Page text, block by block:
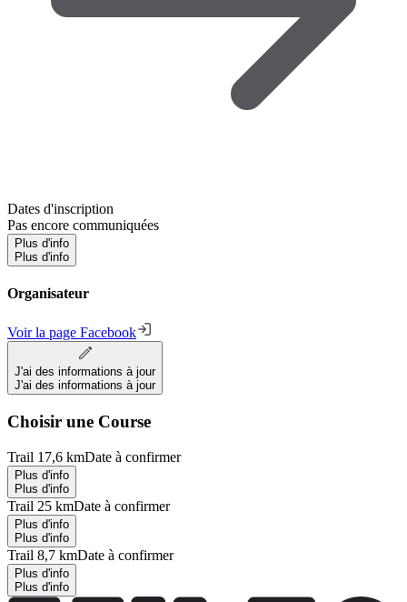
Dates d'inscription
Pas encore communiquées
Plus d'info
Plus d'info
Organisateur
Voir la page Facebook
J'ai des informations à jour
J'ai des informations à jour
Choisir une Course
Trail 17,6 kmDate à confirmer
Plus d'info
Plus d'info
Trail 25 kmDate à confirmer
Plus d'info
Plus d'info
Trail 8,7 kmDate à confirmer
Plus d'info
Plus d'info